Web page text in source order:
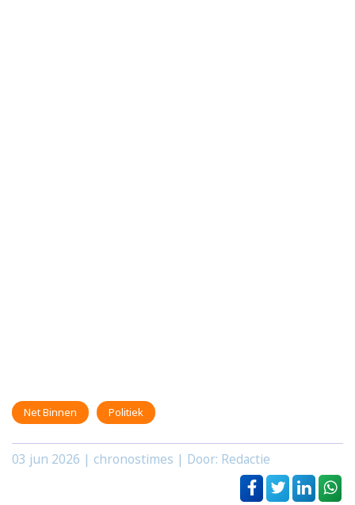
Net Binnen Politiek
03 jun 2026 | chronostimes | Door: Redactie